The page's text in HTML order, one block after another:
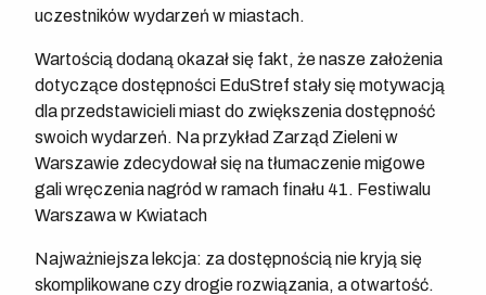
uczestników wydarzeń w miastach.
Wartością dodaną okazał się fakt, że nasze założenia
dotyczące dostępności EduStref stały się motywacją
dla przedstawicieli miast do zwiększenia dostępność
swoich wydarzeń. Na przykład Zarząd Zieleni w
Warszawie zdecydował się na tłumaczenie migowe
gali wręczenia nagród w ramach finału 41. Festiwalu
Warszawa w Kwiatach
Najważniejsza lekcja: za dostępnością nie kryją się
skomplikowane czy drogie rozwiązania, a otwartość.